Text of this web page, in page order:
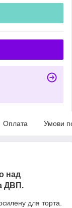
Оплата Умови
над
ДВП.
для торта.